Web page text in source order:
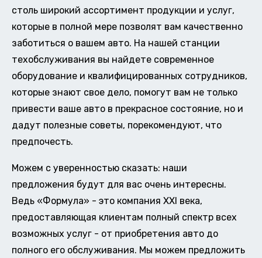
столь широкий ассортимент продукции и услуг,
которые в полной мере позволят вам качественно
заботиться о вашем авто. На нашей станции
техобслуживания вы найдете современное
оборудование и квалифицированных сотрудников,
которые знают свое дело, помогут вам не только
привести ваше авто в прекрасное состояние, но и
дадут полезные советы, порекомендуют, что
предпочесть.
Можем с уверенностью сказать: наши
предложения будут для вас очень интересны.
Ведь «Формула» - это компания XXI века,
предоставляющая клиентам полный спектр всех
возможных услуг - от приобретения авто до
полного его обслуживания. Мы можем предложить